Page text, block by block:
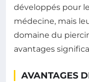
développés pour
médecine, mais
domaine du
avantages
AVANTAGES